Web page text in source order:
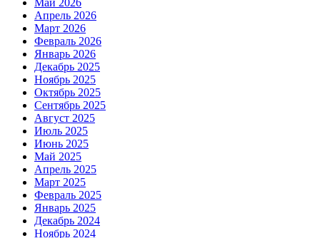
Апрель 2026
Март 2026
Февраль 2026
Январь 2026
Декабрь 2025
Ноябрь 2025
Октябрь 2025
Сентябрь 2025
Август 2025
Июль 2025
Июнь 2025
Май 2025
Апрель 2025
Март 2025
Февраль 2025
Январь 2025
Декабрь 2024
Ноябрь 2024